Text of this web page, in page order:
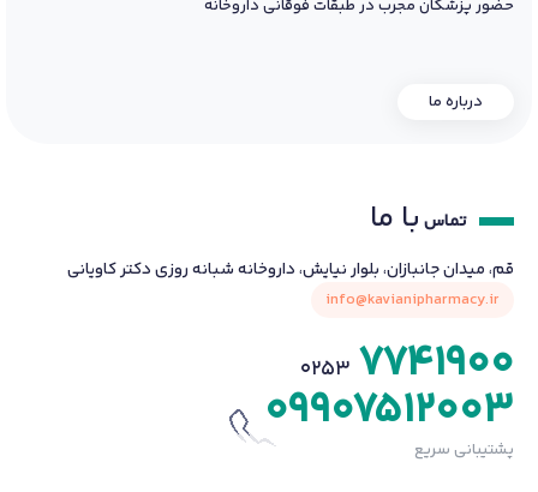
حضور پزشکان مجرب در طبقات فوقانی داروخانه
درباره ما
تماس با ما
قم، میدان جانبازان، بلوار نیایش، داروخانه شبانه روزی دکتر کاویانی
info@kavianipharmacy.ir
0253 7741900
09907512003
پشتیبانی سریع